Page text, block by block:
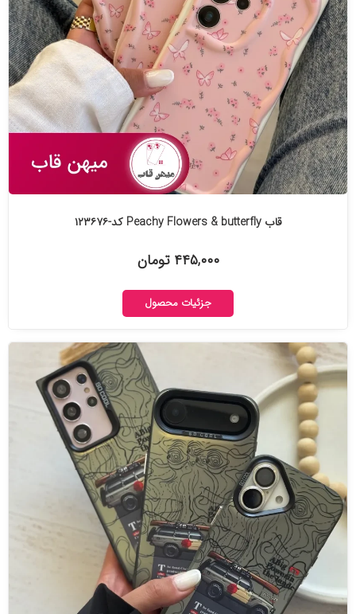
قاب Peachy Flowers & butterfly کد-۱۲۳۶۷۶
۴۴۵,۰۰۰ تومان
جزئیات محصول